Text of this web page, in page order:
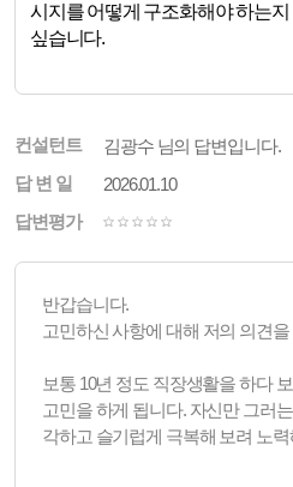
시지를 어떻게 구조화해야 하는
싶습니다.
컨설턴트
김광수 님의 답변입니다.
답 변 일
2026.01.10
답변평가
반갑습니다.
고민하신 사항에 대해 저의 의견
보통 10년 정도 직장생활을 하다
고민을 하게 됩니다. 자신만 그러
각하고 슬기럽게 극복해 보려 노